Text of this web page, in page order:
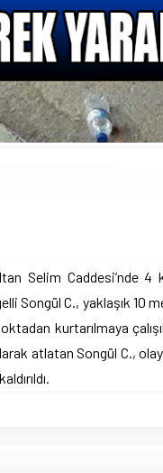
Selim Caddesi’nde 4
Songül C., yaklaşık 10
kurtarılmaya
atlatan Songül C.,